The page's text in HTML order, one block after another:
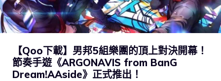
【Qoo下載】男邦5組樂團的頂上對決開幕！
節奏手遊《ARGONAVIS from BanG
Dream!AAside》正式推出！